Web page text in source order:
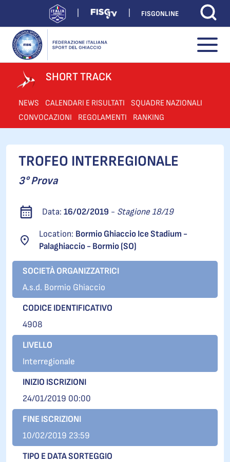
FISGONLINE
SHORT TRACK
NEWS CALENDARI E RISULTATI
SQUADRE NAZIONALI
CONVOCAZIONI
REGOLAMENTI RANKING
TROFEO INTERREGIONALE
3° Prova
Data: 16/02/2019 - Stagione 18/19
Location: Bormio Ghiaccio Ice Stadium -
Palaghiaccio - Bormio (SO)
SOCIETÀ ORGANIZZATRICI
A.s.d. Bormio Ghiaccio
CODICE IDENTIFICATIVO
4908
LIVELLO
Interregionale
INIZIO ISCRIZIONI
24/01/2019 00:00
FINE ISCRIZIONI
10/02/2019 23:59
TIPO E DATA SORTEGGIO